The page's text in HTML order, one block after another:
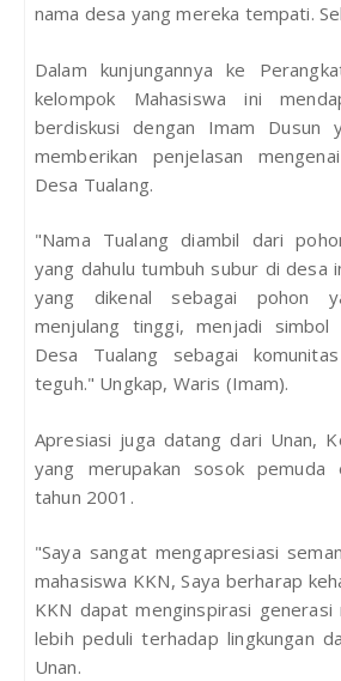
nama desa yang mereka tempati.
Dalam kunjungannya ke
kelompok Mahasiswa ini
berdiskusi dengan Imam Dusun
memberikan penjelasan
Desa Tualang.
"Nama Tualang diambil dari
yang dahulu tumbuh subur di desa
yang dikenal sebagai pohon
menjulang tinggi, menjadi simbol
Desa Tualang sebagai
teguh." Ungkap, Waris (Imam).
Apresiasi juga datang dari Unan,
yang merupakan sosok pemuda
tahun 2001.
"Saya sangat mengapresiasi
mahasiswa KKN, Saya berharap
KKN dapat menginspirasi generasi
lebih peduli terhadap lingkungan
Unan.